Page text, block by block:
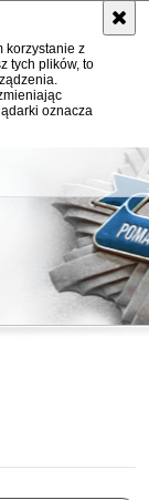
korzystanie z
tych plików, to
oznacza